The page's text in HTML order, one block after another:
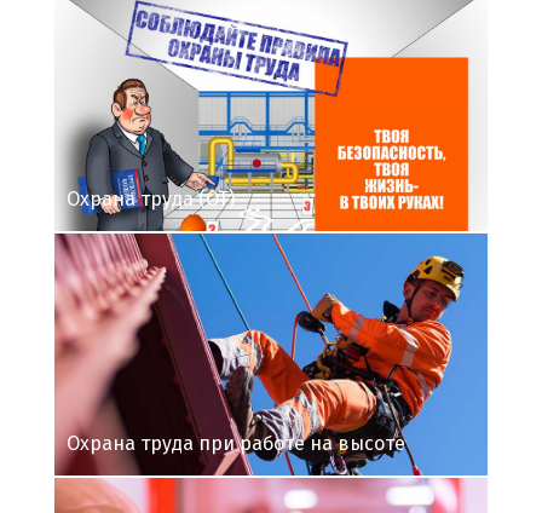
Охрана труда (ОТ)
Охрана труда при работе на высоте